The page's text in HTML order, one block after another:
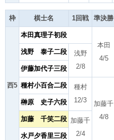
枠 棋士名 1回戦 準決勝
西5
本田真理子初段
本田
4/5
浅野 泰子二段
浅野
2/8
伊藤加代子三段
種村小百合二段
種村
12/3
加藤千
4/8
榊原 史子六段
加藤 千笑二段 加藤千
2/4
水戸夕香里三段